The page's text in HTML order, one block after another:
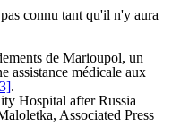
connu tant qu'il n'y aura
de Marioupol, un
assistance médicale aux
.